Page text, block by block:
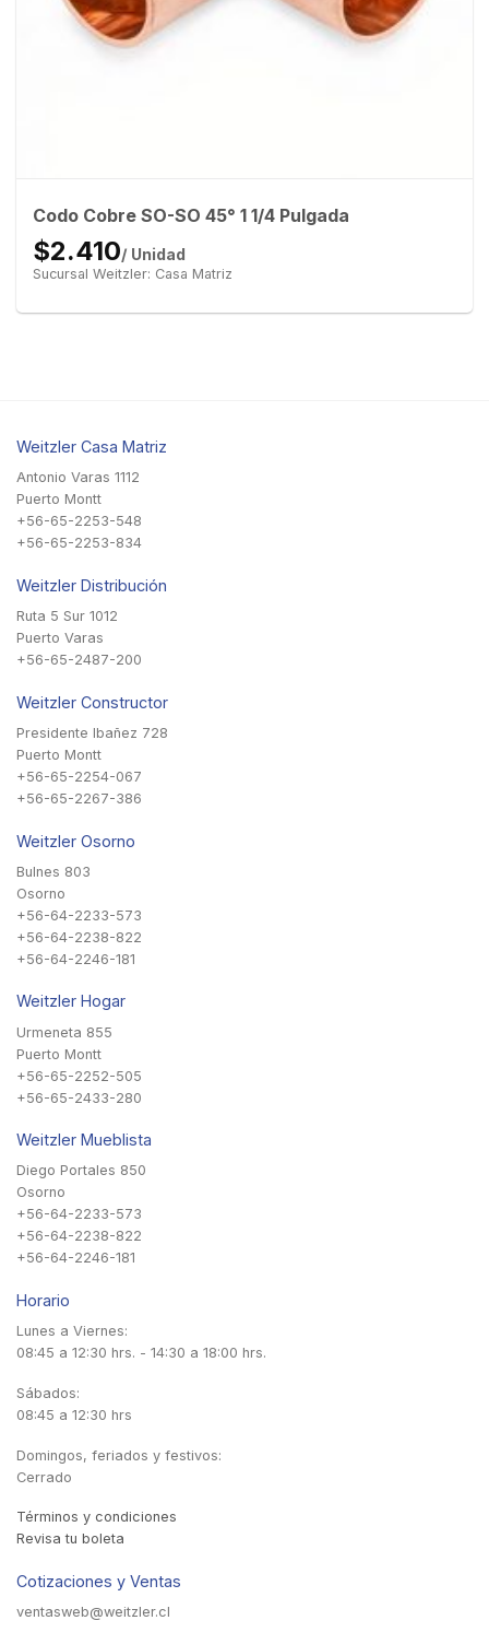
Codo Cobre SO-SO 45° 1 1/4 Pulgada
$2.410/ Unidad
Sucursal Weitzler: Casa Matriz
Weitzler Casa Matriz
Antonio Varas 1112
Puerto Montt
+56-65-2253-548
+56-65-2253-834
Weitzler Distribución
Ruta 5 Sur 1012
Puerto Varas
+56-65-2487-200
Weitzler Constructor
Presidente Ibañez 728
Puerto Montt
+56-65-2254-067
+56-65-2267-386
Weitzler Osorno
Bulnes 803
Osorno
+56-64-2233-573
+56-64-2238-822
+56-64-2246-181
Weitzler Hogar
Urmeneta 855
Puerto Montt
+56-65-2252-505
+56-65-2433-280
Weitzler Mueblista
Diego Portales 850
Osorno
+56-64-2233-573
+56-64-2238-822
+56-64-2246-181
Horario
Lunes a Viernes:
08:45 a 12:30 hrs. - 14:30 a 18:00 hrs.
Sábados:
08:45 a 12:30 hrs
Domingos, feriados y festivos:
Cerrado
Términos y condiciones
Revisa tu boleta
Cotizaciones y Ventas
ventasweb@weitzler.cl